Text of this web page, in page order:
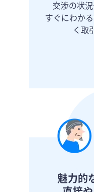
交渉の状
すぐにわか
く取
魅力的